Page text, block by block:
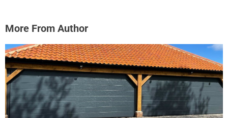
More From Author